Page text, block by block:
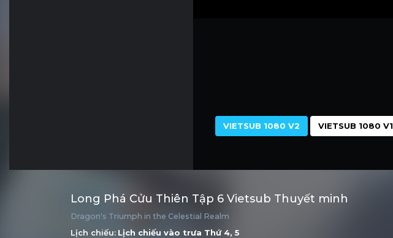
VIETSUB 1080 V2
VIETSUB 1080 V1
Long Phá Cửu Thiên Tập 6 Vietsub Thuyết minh
Dragon's Triumph in the Celestial Realm
Lịch chiếu: Lịch chiếu vào trưa Thứ 4, 5